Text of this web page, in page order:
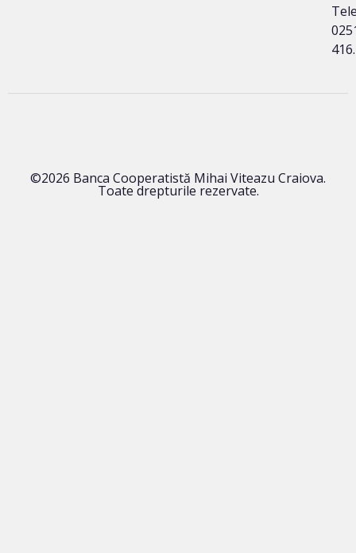
©2026 Banca Cooperatistă Mihai Viteazu Craiova.
Toate drepturile rezervate.